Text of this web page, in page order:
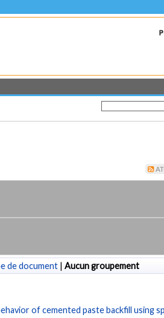
de document | Aucun groupement
of cemented paste backfill using